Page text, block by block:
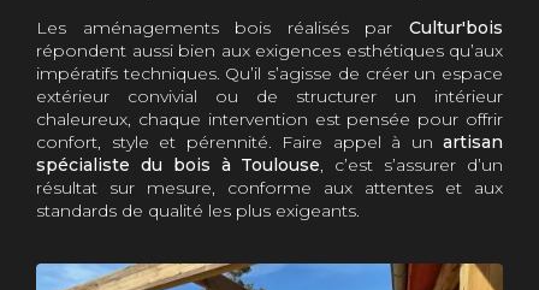
Les aménagements bois réalisés par Cultur'bois
répondent aussi bien aux exigences esthétiques qu’aux
impératifs techniques. Qu’il s’agisse de créer un espace
extérieur convivial ou de structurer un intérieur
chaleureux, chaque intervention est pensée pour offrir
confort, style et pérennité. Faire appel à un artisan
spécialiste du bois à Toulouse, c’est s’assurer d’un
résultat sur mesure, conforme aux attentes et aux
standards de qualité les plus exigeants.